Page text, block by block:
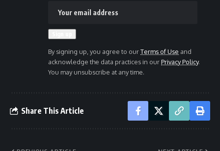
By signing up, you agree to ourTerms of Use and
acknowledge the data practices in ourPrivacy Policy.
You may unsubscribe at any time.
Share This Article